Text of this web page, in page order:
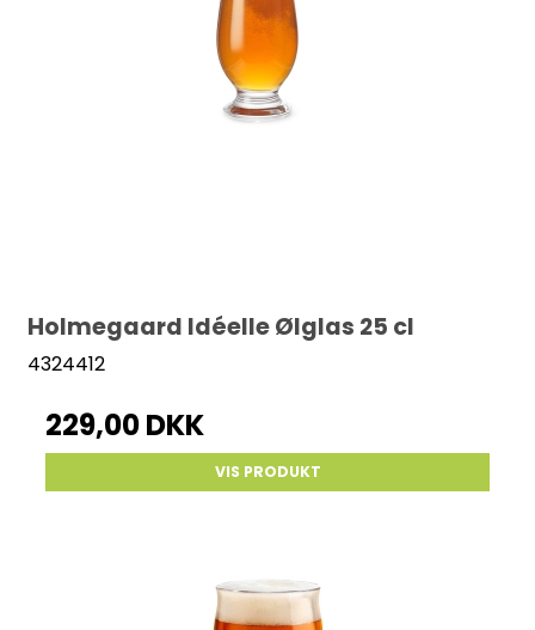
Holmegaard Idéelle Ølglas 25 cl
4324412
229,00 DKK
VIS PRODUKT